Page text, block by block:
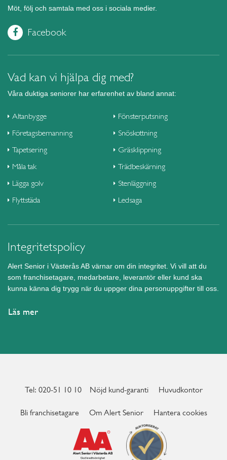
Möt, följ och samtala med oss i sociala medier.
Facebook
Vad kan vi hjälpa dig med?
Våra duktiga seniorer har erfarenhet av bland annat:
Altanbygge
Företagsbemanning
Tapetsering
Måla tak
Lägga golv
Flyttstäda
Fönsterputsning
Snöskottning
Gräsklippning
Trädbeskärning
Stenläggning
Ledsaga
Integritetspolicy
Alert Senior i Västerås AB värnar om din integritet. Vi vill att du
som franchisetagare, medarbetare, leverantör eller kund ska
kunna känna dig trygg när du uppger dina personuppgifter till oss.
Läs mer
Tel: 020-51 10 10 Nöjd kund-garanti Huvudkontor
Bli franchisetagare Om Alert Senior Hantera cookies